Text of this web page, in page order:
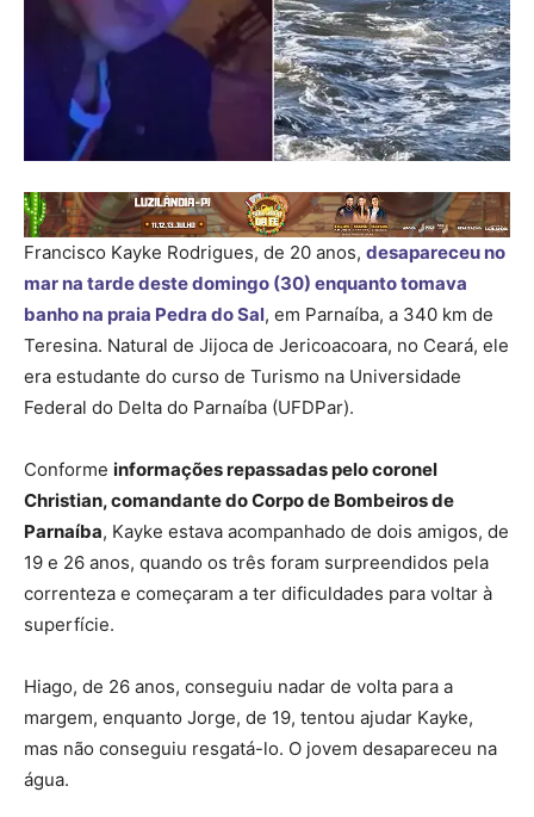
Francisco Kayke Rodrigues, de 20 anos, desapareceu no
mar na tarde deste domingo (30) enquanto tomava
banho na praia Pedra do Sal, em Parnaíba, a 340 km de
Teresina. Natural de Jijoca de Jericoacoara, no Ceará, ele
era estudante do curso de Turismo na Universidade
Federal do Delta do Parnaíba (UFDPar).
Conforme informações repassadas pelo coronel
Christian, comandante do Corpo de Bombeiros de
Parnaíba, Kayke estava acompanhado de dois amigos, de
19 e 26 anos, quando os três foram surpreendidos pela
correnteza e começaram a ter dificuldades para voltar à
superfície.
Hiago, de 26 anos, conseguiu nadar de volta para a
margem, enquanto Jorge, de 19, tentou ajudar Kayke,
mas não conseguiu resgatá-lo. O jovem desapareceu na
água.